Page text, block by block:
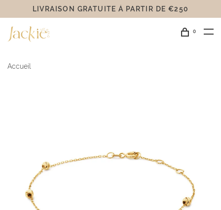
LIVRAISON GRATUITE Á PARTIR DE €250
0
Accueil